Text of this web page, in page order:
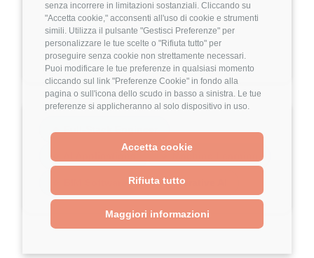
senza incorrere in limitazioni sostanziali. Cliccando su
"Accetta cookie," acconsenti all'uso di cookie e strumenti
simili. Utilizza il pulsante "Gestisci Preferenze" per
personalizzare le tue scelte o "Rifiuta tutto" per
proseguire senza cookie non strettamente necessari.
Puoi modificare le tue preferenze in qualsiasi momento
cliccando sul link "Preferenze Cookie" in fondo alla
pagina o sull'icona dello scudo in basso a sinistra. Le tue
preferenze si applicheranno al solo dispositivo in uso.
Accetta cookie
Rifiuta tutto
Maggiori informazioni
💰
Retribuzione annuale
Da 40.000€
🔹 Generative AI